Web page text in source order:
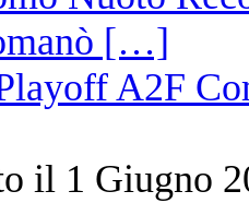
A2F
il 1 Giugno